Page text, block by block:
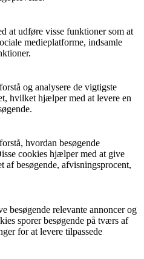
at udføre visse funktioner som at
medieplatforme, indsamle
og analysere de vigtigste
hvilket hjælper med at levere en
hvordan besøgende
cookies hjælper med at give
af besøgende, afvisningsprocent,
besøgende relevante annoncer og
sporer besøgende på tværs af
for at levere tilpassede